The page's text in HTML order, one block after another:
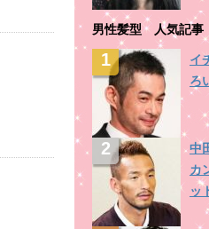
男性髪型 人気記
イ
ろ
中
カ
ッ